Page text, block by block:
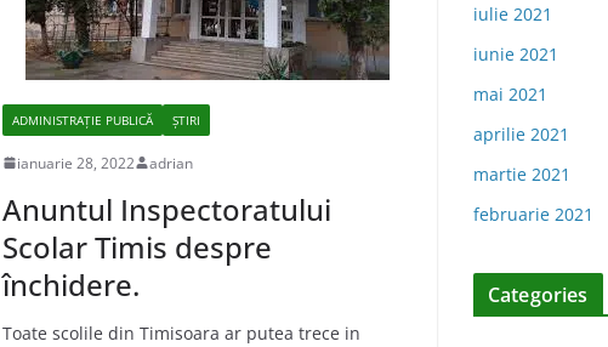
ADMINISTRAŢIE PUBLICĂ ȘTIRI
ianuarie 28, 2022 adrian
Anuntul Inspectoratului
Scolar Timis despre
închidere.
Toate scolile din Timisoara ar putea trece in
iulie 2021
iunie 2021
mai 2021
aprilie 2021
martie 2021
februarie 2021
Categories